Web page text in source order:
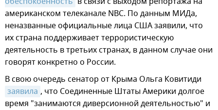
американском телеканале NBC. По данным МИДа,
неназванные официальные лица США заявили, что
их страна поддерживает террористическую
деятельность в третьих странах, в данном случае они
говорят конкретно о России.
В свою очередь сенатор от Крыма Ольга Ковитиди
заявила , что Соединенные Штаты Америки долгое
время "занимаются диверсионной деятельностью" и